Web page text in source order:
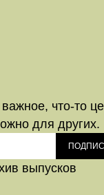
что-то
для других.
выпусков